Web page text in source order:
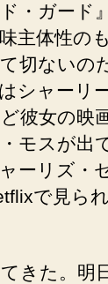
・ガード
主体性の
切ないの
シャーリ
彼女の映
モスが出
ーリズ・
で見ら
きた。明